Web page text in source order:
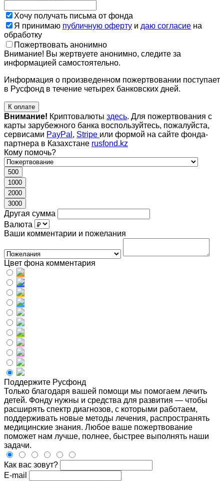
Хочу получать письма от фонда
Я принимаю публичную оферту и даю согласие на
обработку
Пожертвовать анонимно
Внимание! Вы жертвуете анонимно, следите за
информацией самостоятельно.
Информация о произведенном пожертвовании поступает
в Русфонд в течение четырех банковских дней.
К оплате
Внимание! Криптовалюты здесь. Для пожертвования с
карты зарубежного банка воспользуйтесь, пожалуйста,
сервисами PayPal , Stripe или формой на сайте фонда-
партнера в Казахстане rusfond.kz
Кому помочь?
500
1000
2000
3000
Другая сумма
Валюта
Ваши комментарии и пожелания
Цвет фона комментария
Поддержите Русфонд
Только благодаря вашей помощи мы помогаем лечить
детей. Фонду нужны и средства для развития — чтобы
расширять спектр диагнозов, с которыми работаем,
поддерживать новые методы лечения, распространять
медицинские знания. Любое ваше пожертвование
поможет нам лучше, полнее, быстрее выполнять наши
задачи.
Как вас зовут?
E-mail